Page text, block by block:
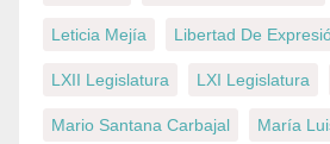
Leticia Mejía Libertad De
LXII Legislatura LXI Legislatura
Mario Santana Carbajal María